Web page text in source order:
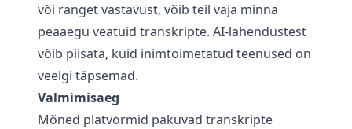
või ranget vastavust, võib teil vaja minna
peaaegu veatuid transkripte. AI-lahendustest
võib piisata, kuid inimtoimetatud teenused on
veelgi täpsemad.
Valmimisaeg
Mõned platvormid pakuvad transkripte